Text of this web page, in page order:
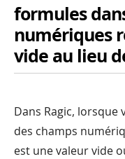
formules
numériques
vide au lieu
Dans Ragic, lorsque
des champs
est une valeur vide